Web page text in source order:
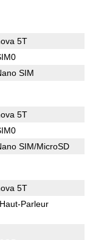
5T
SIM
5T
SIM/MicroSD
5T
Haut-Parleur